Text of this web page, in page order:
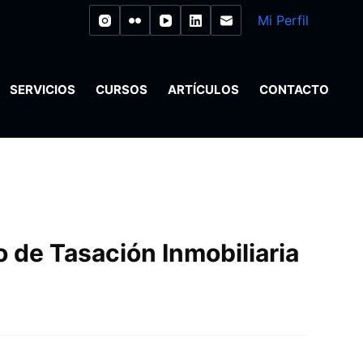
Mi Perfil
SERVICIOS CURSOS ARTÍCULOS CONTACTO
de Tasación Inmobiliaria